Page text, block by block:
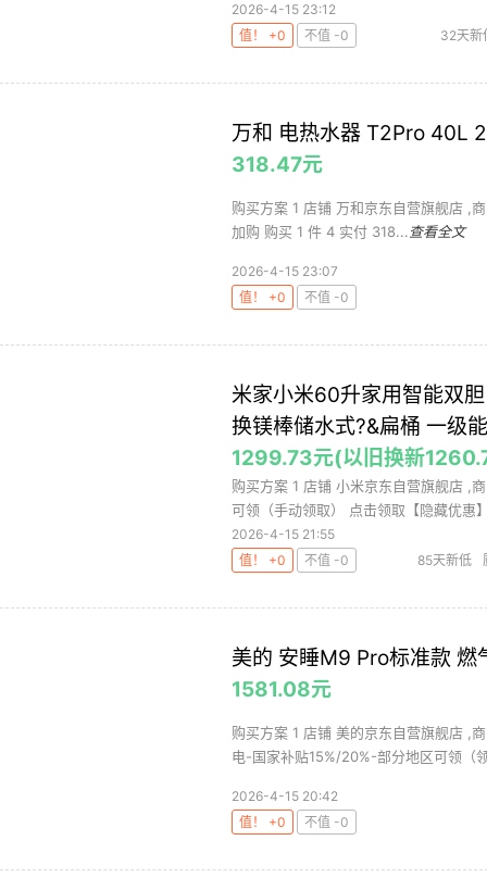
2026-4-15 23:12
值！ +0
不值 -0 32天新
万和 电热水器 T2Pro 40L
318.47元
购买方案 1 店铺 万和京东自营旗舰店 ,
加购 购买 1 件 4 实付 318... 查看全文
2026-4-15 23:07
值！ +0
不值 -0
米家小米60升家用智能双
换镁棒储水式?&扁桶 一级
1299.73元(以旧换新
购买方案 1 店铺 小米京东自营旗舰店 ,
可领（手动领取） 点击领取【隐藏优惠
2026-4-15 21:55
值！ +0
不值 -0 85天新低
美的 安睡M9 Pro标准款 燃
1581.08元
购买方案 1 店铺 美的京东自营旗舰店 ,
电-国家补贴15%/20%-部分地区可领（
2026-4-15 20:42
值！ +0
不值 -0